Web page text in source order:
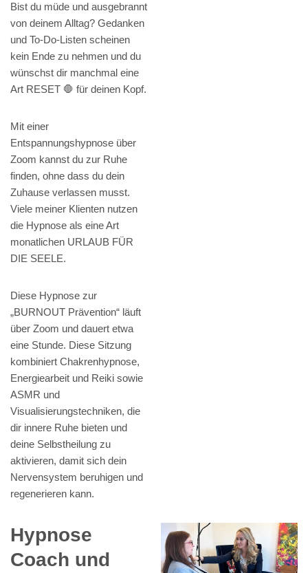
Bist du müde und ausgebrannt
von deinem Alltag? Gedanken
und To-Do-Listen scheinen
kein Ende zu nehmen und du
wünschst dir manchmal eine
Art RESET 🛑 für deinen Kopf.
Mit einer
Entspannungshypnose über
Zoom kannst du zur Ruhe
finden, ohne dass du dein
Zuhause verlassen musst.
Viele meiner Klienten nutzen
die Hypnose als eine Art
monatlichen URLAUB FÜR
DIE SEELE.
Diese Hypnose zur
„BURNOUT Prävention“ läuft
über Zoom und dauert etwa
eine Stunde. Diese Sitzung
kombiniert Chakrenhypnose,
Energiearbeit und Reiki sowie
ASMR und
Visualisierungstechniken, die
dir innere Ruhe bieten und
deine Selbstheilung zu
aktivieren, damit sich dein
Nervensystem beruhigen und
regenerieren kann.
Hypnose
Coach und